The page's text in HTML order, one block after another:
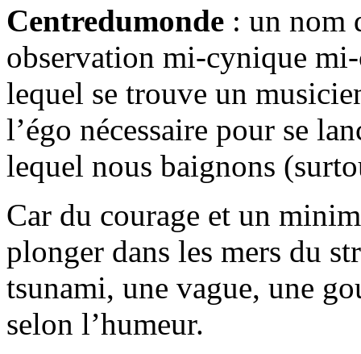
Centredumonde : un nom
observation mi-cynique
lequel se trouve un
l’égo nécessaire pour se
lequel nous baignons
Car du courage et un
plonger dans les mers du
tsunami, une vague, une
selon l’humeur.